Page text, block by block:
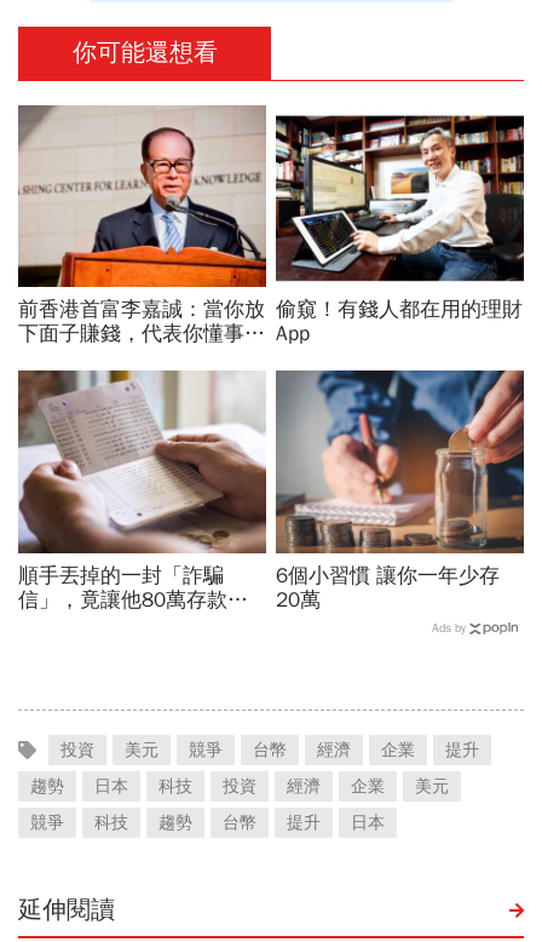
你可能還想看
前香港首富李嘉誠：當你放
下面子賺錢，代表你懂事
明你成功了
偷窺！有錢人都在用的理財
App
順手丟掉的一封「詐騙
信」，竟讓他80萬存款被
6個小習慣 讓你一年少存
20萬
Ads by
投資 美元 競爭 台幣 經濟 企業
提升
趨勢
日本 科技 投資 經濟 企業
美元
競爭
科技 趨勢 台幣 提升 日本
延伸閱讀